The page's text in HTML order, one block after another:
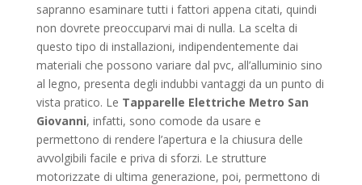
sapranno esaminare tutti i fattori appena citati, quindi
non dovrete preoccuparvi mai di nulla. La scelta di
questo tipo di installazioni, indipendentemente dai
materiali che possono variare dal pvc, all’alluminio sino
al legno, presenta degli indubbi vantaggi da un punto di
vista pratico. Le Tapparelle Elettriche Metro San
Giovanni, infatti, sono comode da usare e
permettono di rendere l’apertura e la chiusura delle
avvolgibili facile e priva di sforzi. Le strutture
motorizzate di ultima generazione, poi, permettono di